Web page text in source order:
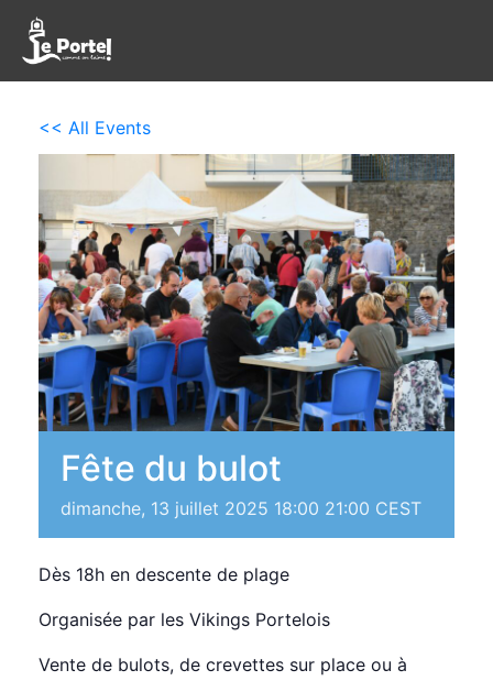
<< All Events
Fête du bulot
dimanche, 13 juillet 2025 18:00 21:00 CEST
Dès 18h en descente de plage
Organisée par les Vikings Portelois
Vente de bulots, de crevettes sur place ou à